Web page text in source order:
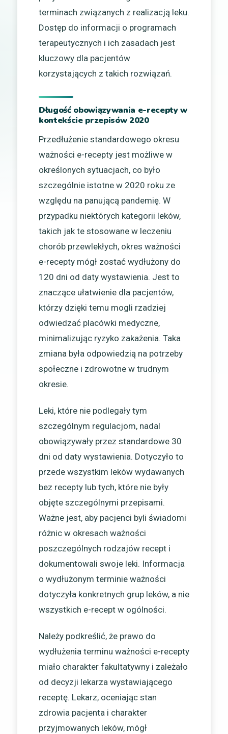
terminach związanych z realizacją leku.
Dostęp do informacji o programach
terapeutycznych i ich zasadach jest
kluczowy dla pacjentów
korzystających z takich rozwiązań.
Długość obowiązywania e-recepty w
kontekście przepisów 2020
Przedłużenie standardowego okresu
ważności e-recepty jest możliwe w
określonych sytuacjach, co było
szczególnie istotne w 2020 roku ze
względu na panującą pandemię. W
przypadku niektórych kategorii leków,
takich jak te stosowane w leczeniu
chorób przewlekłych, okres ważności
e-recepty mógł zostać wydłużony do
120 dni od daty wystawienia. Jest to
znaczące ułatwienie dla pacjentów,
którzy dzięki temu mogli rzadziej
odwiedzać placówki medyczne,
minimalizując ryzyko zakażenia. Taka
zmiana była odpowiedzią na potrzeby
społeczne i zdrowotne w trudnym
okresie.
Leki, które nie podlegały tym
szczególnym regulacjom, nadal
obowiązywały przez standardowe 30
dni od daty wystawienia. Dotyczyło to
przede wszystkim leków wydawanych
bez recepty lub tych, które nie były
objęte szczególnymi przepisami.
Ważne jest, aby pacjenci byli świadomi
różnic w okresach ważności
poszczególnych rodzajów recept i
dokumentowali swoje leki. Informacja
o wydłużonym terminie ważności
dotyczyła konkretnych grup leków, a nie
wszystkich e-recept w ogólności.
Należy podkreślić, że prawo do
wydłużenia terminu ważności e-recepty
miało charakter fakultatywny i zależało
od decyzji lekarza wystawiającego
receptę. Lekarz, oceniając stan
zdrowia pacjenta i charakter
przyjmowanych leków, mógł